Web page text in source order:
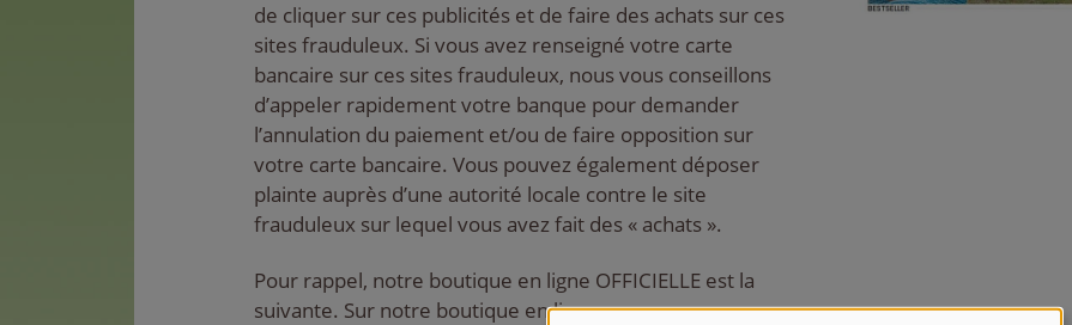
de cliquer sur ces publicités et de faire des achats sur ces
sites frauduleux. Si vous avez renseigné votre carte
bancaire sur ces sites frauduleux, nous vous conseillons
d’appeler rapidement votre banque pour demander
l’annulation du paiement et/ou de faire opposition sur
votre carte bancaire. Vous pouvez également déposer
plainte auprès d’une autorité locale contre le site
frauduleux sur lequel vous avez fait des « achats ».
Pour rappel, notre boutique en ligne OFFICIELLE est la
suivante. Sur notre boutique en ligne, vous pouvez